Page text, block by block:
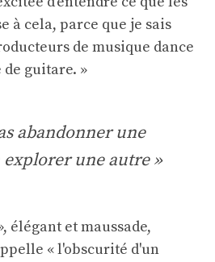
à cela, parce que je sais
de musique dance
de guitare. »
abandonner une
une autre »
élégant et maussade,
« l'obscurité d'un